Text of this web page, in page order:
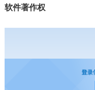
软件著作权